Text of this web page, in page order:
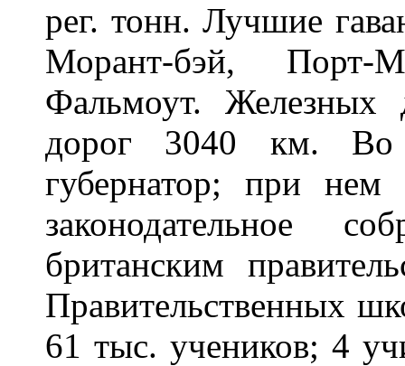
peг. тонн. Лучшие
Морант-бэй, Порт-
Фальмоут.
дорог 3040 км. Во
губернатор; при нем
законодательное
британским
Правительственных
61 тыс. учеников; 4